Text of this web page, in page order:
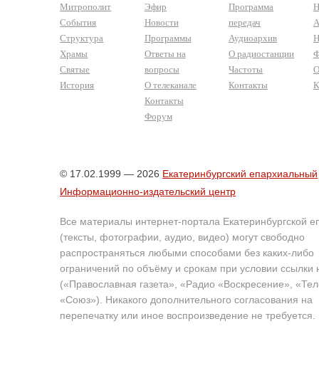
Митрополит
События
Структура
Храмы
Святые
История
Эфир
Новости
Программы
Ответы на
вопросы
О телеканале
Контакты
Форум
Программа
передач
Аудиоархив
О радиостанции
Частоты
Контакты
© 17.02.1999 — 2026 Екатеринбургский епархиальный
Информационно-издательский центр
Все материалы интернет-портала Екатеринбургской
(тексты, фотографии, аудио, видео) могут свободно
распространяться любыми способами без каких-либо
ограничений по объёму и срокам при условии ссылки
(«Православная газета», «Радио «Воскресение»,
«Союз»). Никакого дополнительного согласования на
перепечатку или иное воспроизведение не требуется.